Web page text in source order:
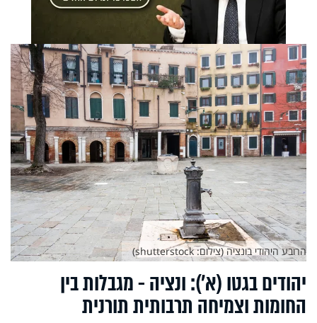
יהודים בגטו (א'): ונציה - מגבלות בין
החומות וצמיחה תרבותית תורנית
הרובע היהודי בונציה (צילום: shutterstock)